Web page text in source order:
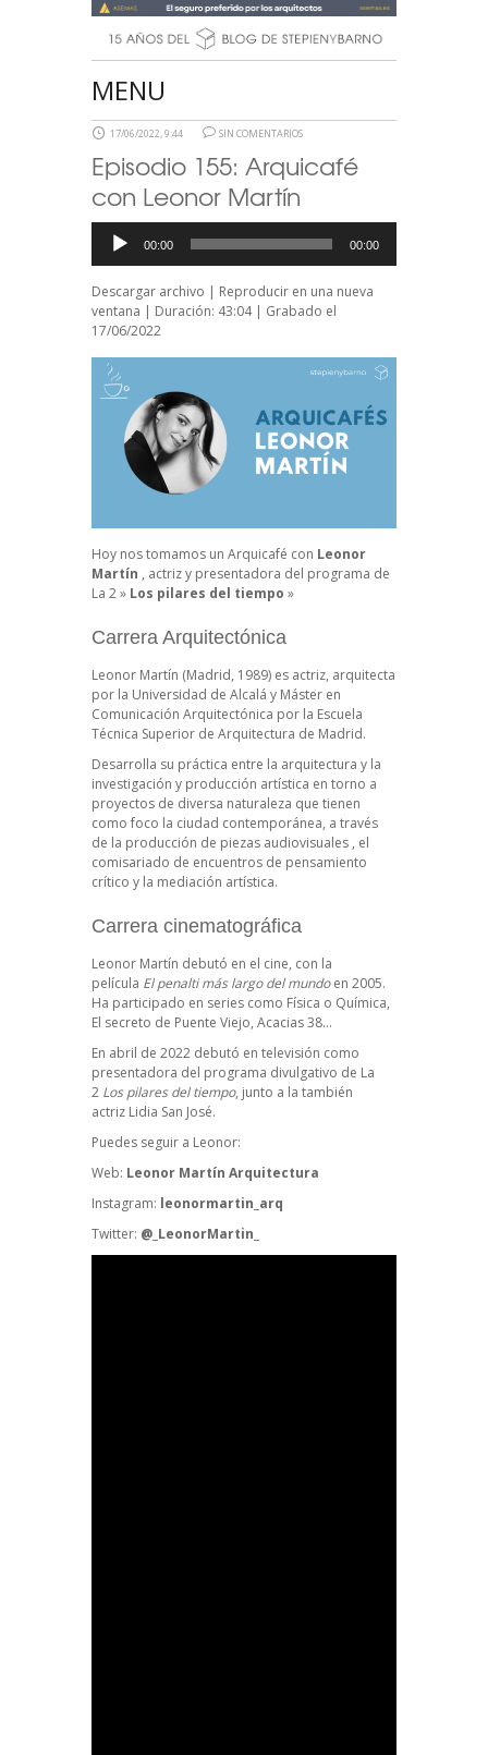
MENU
17/06/2022, 9:44 SIN COMENTARIOS
Episodio 155: Arquicafé
con Leonor Martín
Reproductor
audio
00:00 00:00
Descargar archivo | Reproducir en una nueva
ventana | Duración: 43:04| Grabado el
17/06/2022
Hoy nos tomamos un Arquicafé con Leonor
Martín , actriz y presentadora del programa de
La 2 » Los pilares del tiempo »
Carrera Arquitectónica
Leonor Martín (Madrid, 1989) es actriz, arquitecta
por la Universidad de Alcalá y Máster en
Comunicación Arquitectónica por la Escuela
Técnica Superior de Arquitectura de Madrid.
Desarrolla su práctica entre la arquitectura y la
investigación y producción artística en torno a
proyectos de diversa naturaleza que tienen
como foco la ciudad contemporánea, a través
de la producción de piezas audiovisuales , el
comisariado de encuentros de pensamiento
crítico y la mediación artística.
Carrera cinematográfica
Leonor Martín debutó en el cine, con la
película El penalti más largo del mundoen 2005.
Ha participado en series como Física o Química,
El secreto de Puente Viejo, Acacias 38…
En abril de 2022 debutó en televisión como
presentadora del programa divulgativo de La
2 Los pilares del tiempo, junto a la también
actriz Lidia San José.
Puedes seguir a Leonor:
Web: Leonor Martín Arquitectura​
Instagram: leonormartin_arq
Twitter: @_LeonorMartin_